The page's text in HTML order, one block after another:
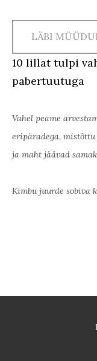
LÄBI
10 lillat tulpi
pabertuutuga
Vahel peame
eripäradega,
ja maht jäävad
Kimbu juurde sobiva